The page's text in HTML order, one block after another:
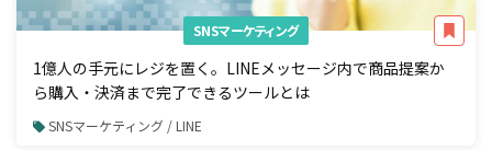
SNSマーケティング
1億人の手元にレジを置く。LINEメッセージ内で商品提案か
ら購入・決済まで完了できるツールとは
SNSマーケティング / LINE